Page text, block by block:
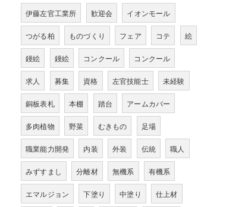
伊藤左官工業所 歓迎会 イオンモール
つがる柏 ものづくり フェア コテ 絵
鏝絵 鏝絵 コンクール コンクール
求人 募集 資格 左官技能士 未経験
銅板表札 本棚 踏台 アームカバー
多肉植物 野菜 むきもの 足場
職業能力開発 内装 外装 伝統 職人
みずすまし 分離材 無機系 有機系
エマルジョン 下塗り 中塗り 仕上材